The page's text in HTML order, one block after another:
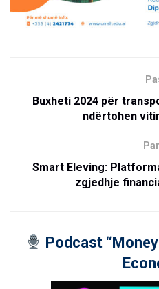
Buxheti 2024 për
ndërtohen
Smart Eleving:
zgjedhje
Podcast